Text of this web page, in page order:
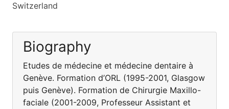
Switzerland
Biography
Etudes de médecine et médecine dentaire à
Genève. Formation d’ORL (1995-2001, Glasgow
puis Genève). Formation de Chirurgie Maxillo-
faciale (2001-2009, Professeur Assistant et